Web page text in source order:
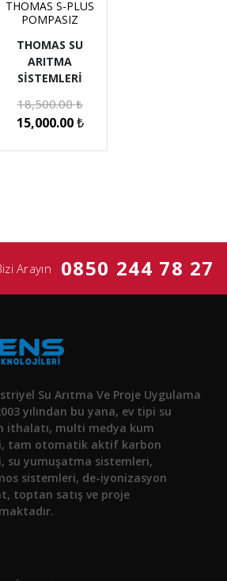
THOMAS S-PLUS
POMPASIZ
THOMAS SU
ARITMA
SİSTEMLERİ
18,500.00₺
15,000.00₺
Arayın 0850 244 78 27
Su Arıtma Ve Proje Uygulama
yılından bu yana, ev tipi su
ithalatı, multi medya kum
tam otomatik aktif karbon
su yumuşatma sistemleri,
sistemleri, de-iyonizasyon
toptan satış ve proje